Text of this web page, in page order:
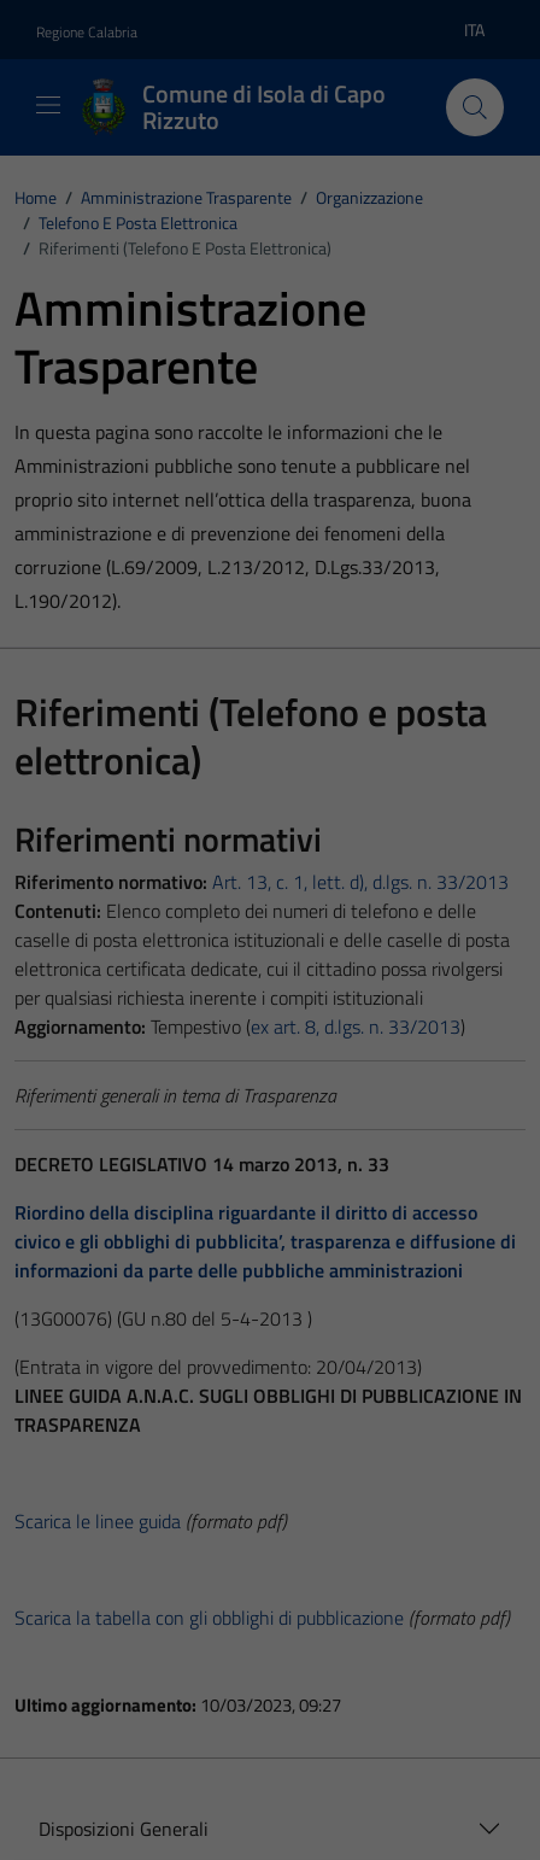
Regione Calabria Lingua
ITA
Comune di Isola di Capo
Rizzuto
Home / Amministrazione Trasparente / Organizzazione
/ Telefono E Posta Elettronica
/ Riferimenti (Telefono E Posta Elettronica)
Amministrazione
Trasparente
In questa pagina sono raccolte le informazioni che le
Amministrazioni pubbliche sono tenute a pubblicare nel
proprio sito internet nell’ottica della trasparenza, buona
amministrazione e di prevenzione dei fenomeni della
corruzione (L.69/2009, L.213/2012, D.Lgs.33/2013,
L.190/2012).
Riferimenti (Telefono e posta
elettronica)
Riferimenti normativi
Riferimento normativo: Art. 13, c. 1, lett. d), d.lgs. n. 33/2013
Contenuti: Elenco completo dei numeri di telefono e delle
caselle di posta elettronica istituzionali e delle caselle di posta
elettronica certificata dedicate, cui il cittadino possa rivolgersi
per qualsiasi richiesta inerente i compiti istituzionali
Aggiornamento: Tempestivo (ex art. 8, d.lgs. n. 33/2013)
Riferimenti generali in tema di Trasparenza
DECRETO LEGISLATIVO 14 marzo 2013, n. 33
Riordino della disciplina riguardante il diritto di accesso
civico e gli obblighi di pubblicita’, trasparenza e diffusione di
informazioni da parte delle pubbliche amministrazioni
(13G00076) (GU n.80 del 5-4-2013 )
(Entrata in vigore del provvedimento: 20/04/2013)
LINEE GUIDA A.N.A.C. SUGLI OBBLIGHI DI PUBBLICAZIONE IN
TRASPARENZA
Scarica le linee guida (formato pdf)
Scarica la tabella con gli obblighi di pubblicazione (formato pdf)
Ultimo aggiornamento: 10/03/2023, 09:27
Disposizioni Generali